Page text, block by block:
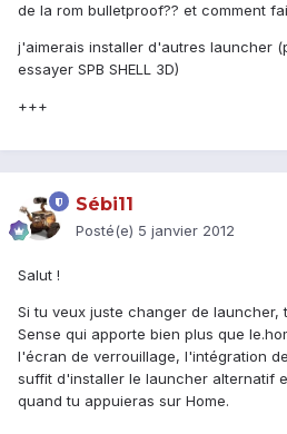
de la rom bulletproof?? et comment
j'aimerais installer d'autres launcher
essayer SPB SHELL 3D)
+++
Sébi11
Posté(e) 5 janvier 2012
Salut !
Si tu veux juste changer de
Sense qui apporte bien plus que
l'écran de verrouillage, l'intégration
suffit d'installer le launcher alternatif
quand tu appuieras sur Home.